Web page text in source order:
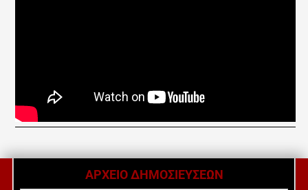
ΑΡΧΕΙΟ ΔΗΜΟΣΙΕΥΣΕΩΝ